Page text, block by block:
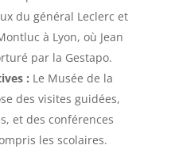
du général Leclerc et
à Lyon, où Jean
par la Gestapo.
: Le Musée de la
des visites guidées,
et des conférences
les scolaires.